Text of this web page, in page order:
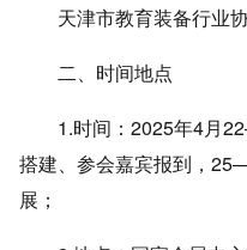
天津市教育装备行业
二、时间地点
1.时间：2025年4月
搭建、参会嘉宾报到，
展；